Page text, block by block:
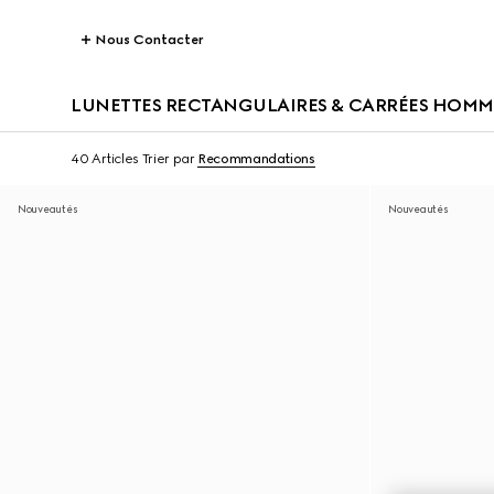
Nous Contacter
LUNETTES RECTANGULAIRES & CARRÉES
40 Articles Trier par Recommandations
Nouveautés Nouveautés